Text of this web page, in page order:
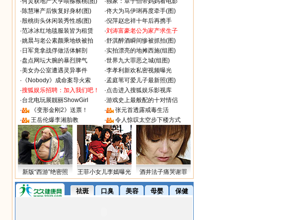
·陈慧琳产后恢复好身材(图) ·佟大为马伊琍再度牵手(图)
·殷桃街头休闲装秀性感(图) ·倪萍赵忠祥十年后再携手
·范冰冰红地毯服装皆为租赁 ·刘涛富豪老公为家产求生子
·姚晨与老公素颜乘地铁被拍 ·舒淇醉酒瞬间惨被抓拍(图)
· 日军竟拿战俘做活体解剖 ·实拍漂亮的地摊西施(组图)
·盘点网坛大腕的暴烈脾气 ·世界九大罪恶之城(组图)
·美女办公室遭遇灵异事件 ·李孝利新欢私密视频曝光
· 《Nobody》成命案导火索 ·孟庭苇可爱儿子最新照(图)
·搜狐娱乐招聘：加入我们吧！ ·点击进入搜狐娱乐影视库
·台北电玩展靓丽ShowGirl ·游戏史上最般配的十对情侣
·
《变形金刚2》送票！ ·
张元首透露戒毒生活
·
王岳伦爆李湘胎教 · 令人惊叹太空步下楼方式
新版“西游”绝密照 王菲小女儿李嫣曝光 酒井法子痛哭谢罪